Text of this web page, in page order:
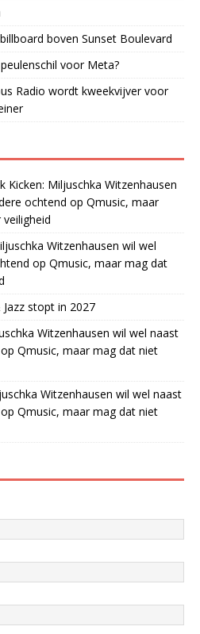
boven Sunset Boulevard
voor Meta?
Radio wordt kweekvijver voor
Kicken: Miljuschka Witzenhausen
ochtend op Qmusic, maar
Witzenhausen wil wel
op Qmusic, maar mag dat
Jazz stopt in 2027
Witzenhausen wil wel naast
Qmusic, maar mag dat niet
Witzenhausen wil wel naast
Qmusic, maar mag dat niet